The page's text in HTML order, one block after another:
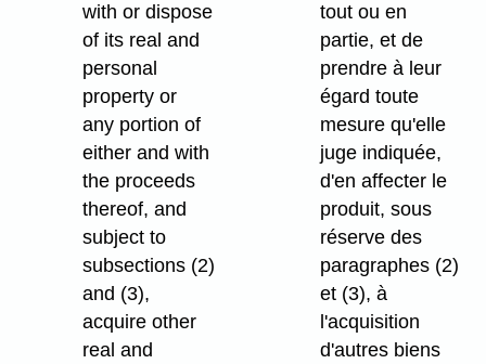
with or dispose
of its real and
personal
property or
any portion of
either and with
the proceeds
thereof, and
subject to
subsections (2)
and (3),
acquire other
real and
tout ou en
partie, et de
prendre à leur
égard toute
mesure qu'elle
juge indiquée,
d'en affecter le
produit, sous
réserve des
paragraphes (2)
et (3), à
l'acquisition
d'autres biens